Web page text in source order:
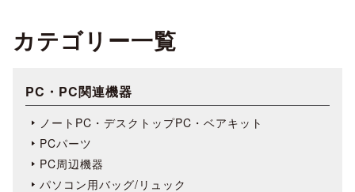
カテゴリー一覧
PC・PC関連機器
ノートPC・デスクトップPC・ベアキット
PCパーツ
PC周辺機器
パソコン用バッグ/リュック